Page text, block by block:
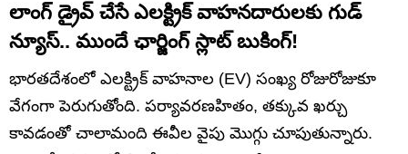
లాంగ్ డ్రైవ్ చేసే ఎలక్ట్రిక్ వాహనదారులకు గుడ్
న్యూస్.. ముందే ఛార్జింగ్ స్లాట్ బుకింగ్!
భారతదేశంలో ఎలక్ట్రిక్ వాహనాల (EV) సంఖ్య రోజురోజుకూ
వేగంగా పెరుగుతోంది. పర్యావరణహితం, తక్కువ ఖర్చు
కావడంతో చాలామంది ఈవీల వైపు మొగ్గు చూపుతున్నారు.